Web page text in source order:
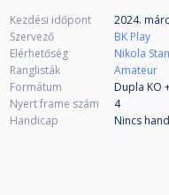
Kezdési időpont
2024.
Szervező
BK Play
Elérhetőség
Nikola
Ranglisták
Amateur
Formátum
Dupla KO
Nyert frame szám
4
Handicap
Nincs